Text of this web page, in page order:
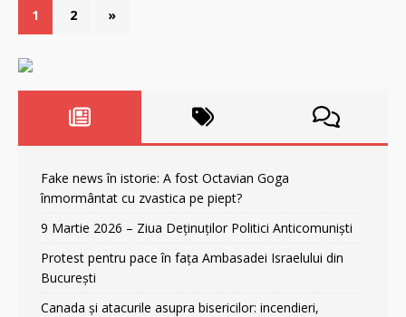
1 2 »
Fake news în istorie: A fost Octavian Goga
înmormântat cu zvastica pe piept?
9 Martie 2026 – Ziua Deținuților Politici Anticomuniști
Protest pentru pace în fața Ambasadei Israelului din
București
Canada și atacurile asupra bisericilor: incendieri,